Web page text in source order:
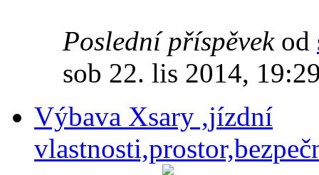
Poslední příspěvek od
sob 22. lis 2014,
Výbava Xsary ,jízdní